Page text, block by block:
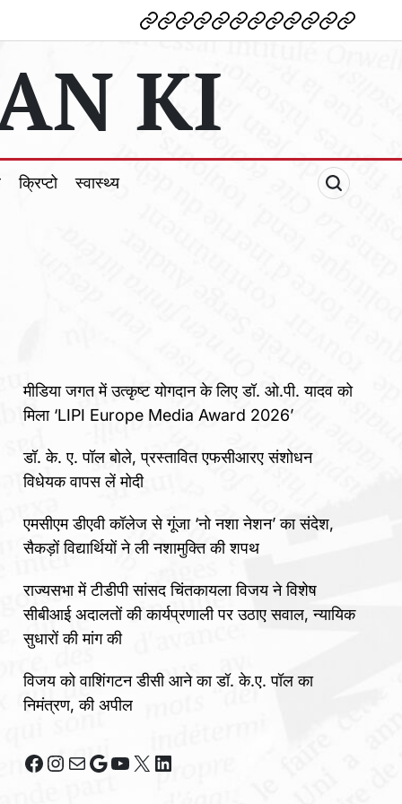
देश विदेशपोलटिकल
मनोरंजन
शिक्षाटेक्नोलॉजी
व्यापारक्राइम
धर्म खेलक्रिप्टोस्वास्थ्य
KI
क्रिप्टो स्वास्थ्य
मीडिया जगत में उत्कृष्ट योगदान के लिए डॉ. ओ.पी. यादव को
मिला ‘LIPI Europe Media Award 2026’
डॉ. के. ए. पॉल बोले, प्रस्तावित एफसीआरए संशोधन
विधेयक वापस लें मोदी
एमसीएम डीएवी कॉलेज से गूंजा ‘नो नशा नेशन’ का संदेश,
सैकड़ों विद्यार्थियों ने ली नशामुक्ति की शपथ
राज्यसभा में टीडीपी सांसद चिंतकायला विजय ने विशेष
सीबीआई अदालतों की कार्यप्रणाली पर उठाए सवाल, न्यायिक
सुधारों की मांग की
विजय को वाशिंगटन डीसी आने का डॉ. के.ए. पॉल का
निमंत्रण, की अपील
Facebook
Instagram
MailGoogle
YouTube
X LinkedIn